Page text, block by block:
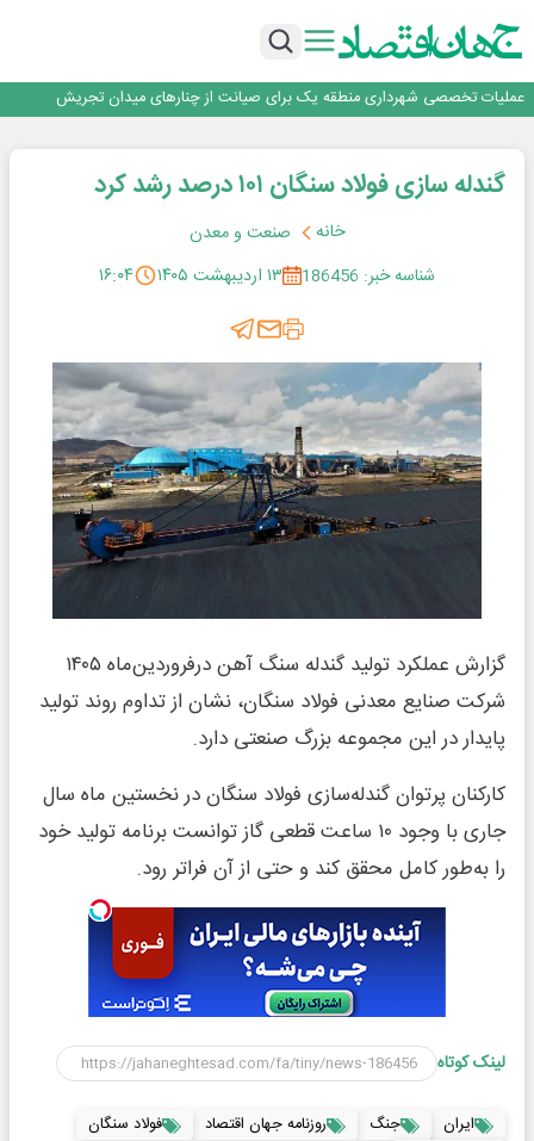
اعتماد، مهم‌ترین سرمایه بانک و رسانه است
تداوم اعتماد قرارگاه سازندگی خاتم‌الانبیا به بیمه دی برای پنجمین سال متوالی
آموزش بر مبنای نیاز بازار کار؛ محور اصلی طرح مهارت‌آموزی سربازان
اعتماد، مهم‌ترین سرمایه بانک و رسانه است
گندله سازی فولاد سنگان ۱۰۱ درصد رشد کرد
خانه
صنعت و معدن
شناسه خبر: 186456
۱۳ اردیبهشت ۱۴۰۵ ۱۶:۰۴
گزارش عملکرد تولید گندله سنگ آهن درفروردین‌ماه ۱۴۰۵
شرکت صنایع معدنی فولاد سنگان، نشان از تداوم روند تولید
پایدار در این مجموعه بزرگ صنعتی دارد.
کارکنان پرتوان گندله‌سازی فولاد سنگان در نخستین ماه سال
جاری با وجود ۱۰ ساعت قطعی گاز توانست برنامه تولید خود
را به‌طور کامل محقق کند و حتی از آن فراتر رود.
لینک کوتاه
ایران جنگ روزنامه جهان اقتصاد
فولاد سنگان